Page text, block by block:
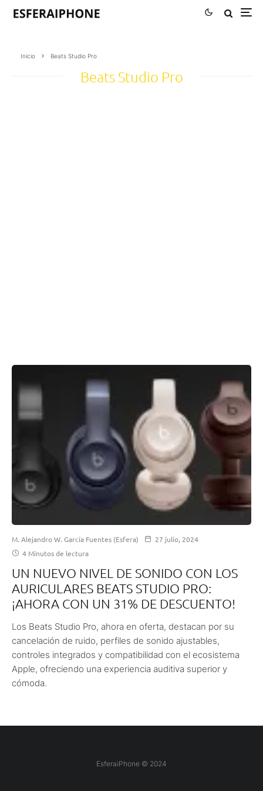
Inicio Beats Studio Pro
Beats Studio Pro
M. Alejandro W. García Fuentes (Esfera)
27 julio, 2024
4 Minutos de lectura
UN NUEVO NIVEL DE SONIDO CON LOS
AURICULARES BEATS STUDIO PRO:
¡AHORA CON UN 31% DE DESCUENTO!
Los Beats Studio Pro, ahora en oferta, destacan por su
cancelación de ruido, perfiles de sonido ajustables,
controles integrados y compatibilidad con el ecosistema
Apple, ofreciendo una experiencia auditiva superior y
cómoda.
EsferaiPhone © 2024